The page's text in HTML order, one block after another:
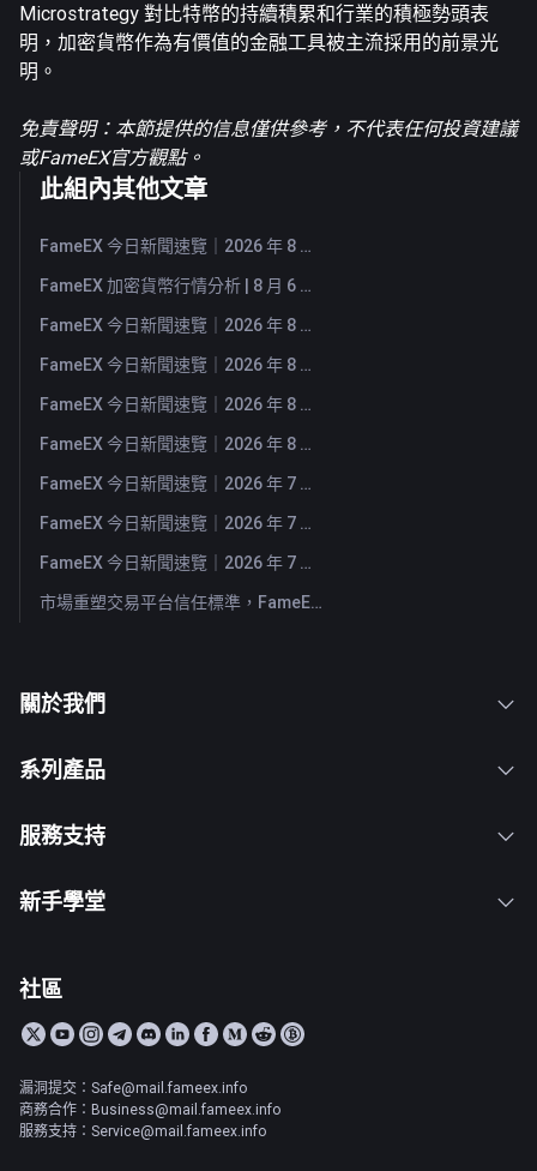
Microstrategy 對比特幣的持續積累和行業的積極勢頭表
明，加密貨幣作為有價值的金融工具被主流採用的前景光
明。
免責聲明：本節提供的信息僅供參考，不代表任何投資建議
或FameEX官方觀點。
此組內其他文章
FameEX 今日新聞速覽｜2026 年 8 月 7 日
FameEX 加密貨幣行情分析 | 8 月 6 日, 2026
FameEX 今日新聞速覽｜2026 年 8 月 6 日
FameEX 今日新聞速覽｜2026 年 8 月 5 日
FameEX 今日新聞速覽｜2026 年 8 月 4 日
FameEX 今日新聞速覽｜2026 年 8 月 3 日
FameEX 今日新聞速覽｜2026 年 7 月 31 日
FameEX 今日新聞速覽｜2026 年 7 月 30 日
FameEX 今日新聞速覽｜2026 年 7 月 29 日
市場重塑交易平台信任標準，FameEX 以八年穩健營運持續服務全球用戶
關於我們
系列產品
服務支持
新手學堂
社區
漏洞提交：Safe@mail.fameex.info
商務合作：Business@mail.fameex.info
服務支持：Service@mail.fameex.info